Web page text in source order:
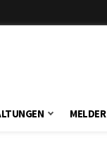
MELDER